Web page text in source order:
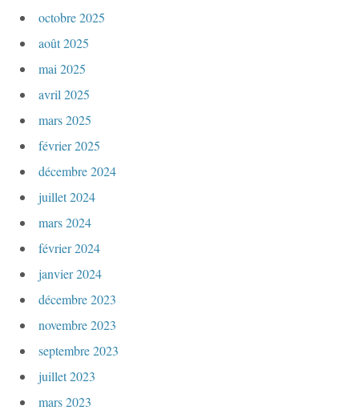
octobre 2025
août 2025
mai 2025
avril 2025
mars 2025
février 2025
décembre 2024
juillet 2024
mars 2024
février 2024
janvier 2024
décembre 2023
novembre 2023
septembre 2023
juillet 2023
mars 2023